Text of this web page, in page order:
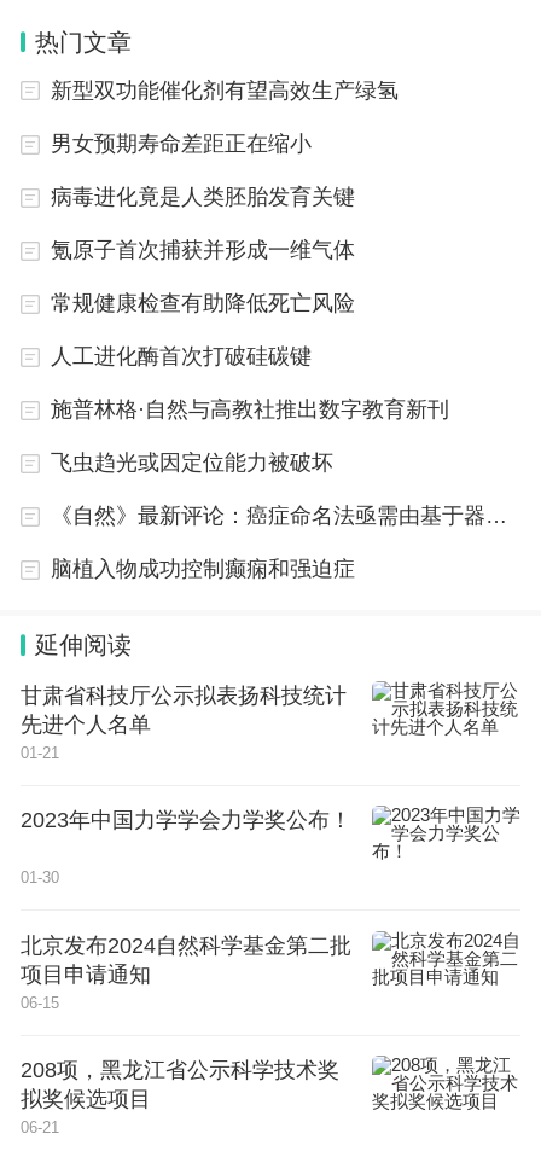
研究人员表示，虽然持续时间很短，但最新发现为设
计在室温下产生多个量子比特的材料铺平了道路，也
为基于多种目标化合物的多量子门控制和量子传感打
热门文章
新型双功能催化剂有望高效生产绿氢
男女预期寿命差距正在缩小
病毒进化竟是人类胚胎发育关键
氪原子首次捕获并形成一维气体
常规健康检查有助降低死亡风险
人工进化酶首次打破硅碳键
施普林格·自然与高教社推出数字教育新刊
飞虫趋光或因定位能力被破坏
《自然》最新评论：癌症命名法亟需由基于器官转变为基于分子分类
脑植入物成功控制癫痫和强迫症
延伸阅读
甘肃省科技厅公示拟表扬科技统计
先进个人名单
01-21
2023年中国力学学会力学奖公布！
01-30
北京发布2024自然科学基金第二批
项目申请通知
06-15
208项，黑龙江省公示科学技术奖
拟奖候选项目
06-21